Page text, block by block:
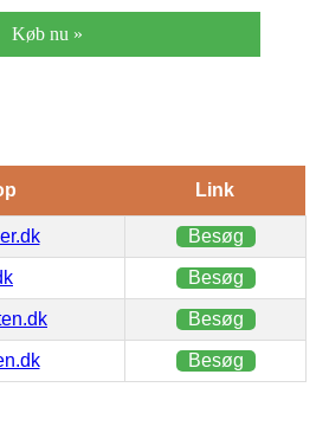
Køb nu »
Link
Besøg
Besøg
Besøg
Besøg